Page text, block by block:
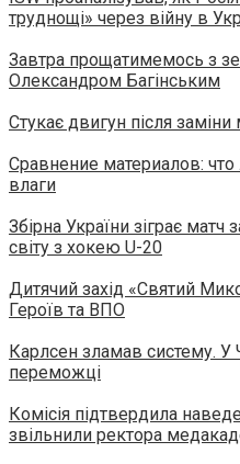
труднощі» через війну в
Завтра прощатимемось з
Олександром Багінським
Стукає двигун після
Сравнение материалов:
влаги
Збірна України зіграє матч
світу з хокею U-20
Дитячий захід «Святий
Героїв та ВПО
Карлсен зламав систему.
переможці
Комісія підтвердила
звільнили ректора